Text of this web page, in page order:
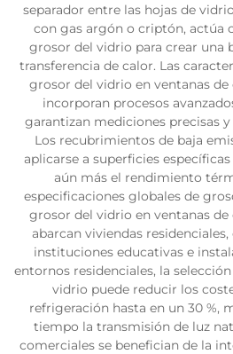
separador entre las hojas de
con gas argón o criptón, actúa
grosor del vidrio para crear una
transferencia de calor. Las
grosor del vidrio en ventanas
incorporan procesos
garantizan mediciones precisas
Los recubrimientos de baja
aplicarse a superficies
aún más el rendimiento
especificaciones globales de
grosor del vidrio en ventanas
abarcan viviendas
instituciones educativas e
entornos residenciales, la
vidrio puede reducir los
refrigeración hasta en un 30 %,
tiempo la transmisión de luz
comerciales se benefician de la